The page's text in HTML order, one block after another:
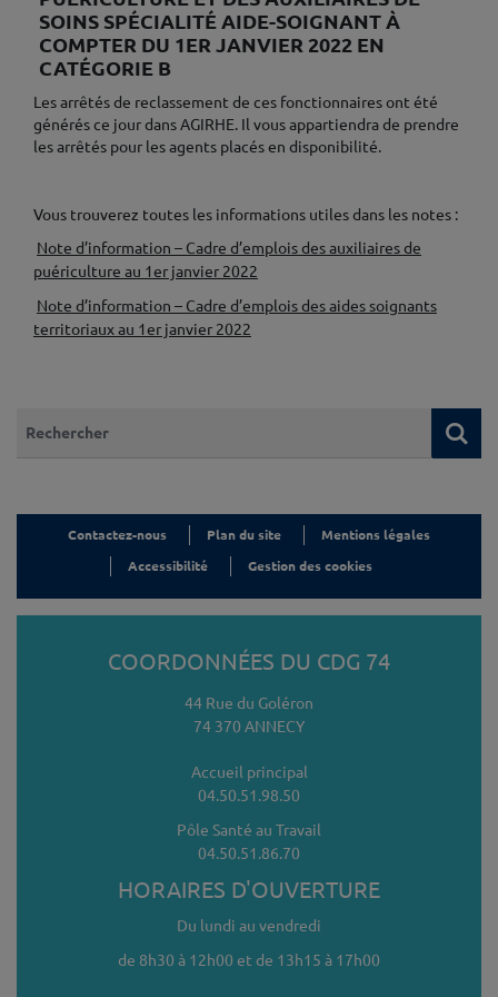
SOINS SPÉCIALITÉ AIDE-SOIGNANT À
COMPTER DU 1ER JANVIER 2022 EN
CATÉGORIE B
Les arrêtés de reclassement de ces fonctionnaires ont été
générés ce jour dans AGIRHE. Il vous appartiendra de prendre
les arrêtés pour les agents placés en disponibilité.
Vous trouverez toutes les informations utiles dans les notes :
Note d’information – Cadre d’emplois des auxiliaires de
puériculture au 1er janvier 2022
Note d’information – Cadre d’emplois des aides soignants
territoriaux au 1er janvier 2022
Contactez-nous Plan du site Mentions légales
Accessibilité Gestion des cookies
COORDONNÉES DU CDG 74
44 Rue du Goléron
74 370 ANNECY
Accueil principal
04.50.51.98.50
Pôle Santé au Travail
04.50.51.86.70
HORAIRES D'OUVERTURE
Du lundi au vendredi
de 8h30 à 12h00 et de 13h15 à 17h00